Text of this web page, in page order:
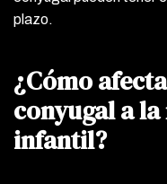
plazo.
¿Cómo
conyugal a
infantil?